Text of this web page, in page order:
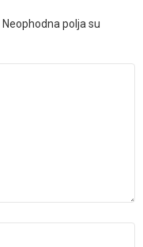
Neophodna polja su